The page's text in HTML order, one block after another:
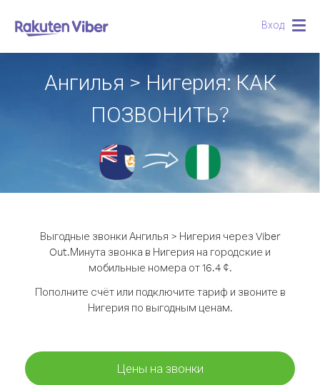
Вход
Ангилья > Нигерия: КАК
ПОЗВОНИТЬ?
Выгодные звонки Ангилья > Нигерия через Viber
Out.Минута звонка в Нигерия на городские и
мобильные номера от 16.4 ¢.
Пополните счёт или подключите тариф и звоните в
Нигерия по выгодным ценам.
Цены на звонки